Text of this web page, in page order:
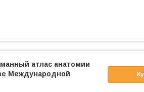
атлас анатомии
Международной